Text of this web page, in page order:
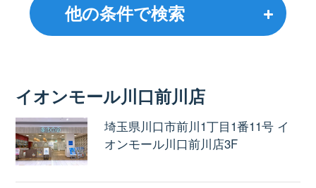
他の条件で検索
イオンモール川口前川店
埼玉県川口市前川1丁目1番11号 イ
オンモール川口前川店3F